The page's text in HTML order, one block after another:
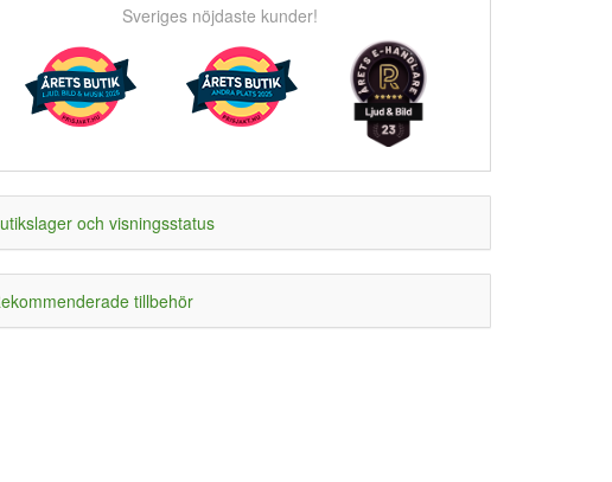
Sveriges nöjdaste kunder!
och visningsstatus
tillbehör